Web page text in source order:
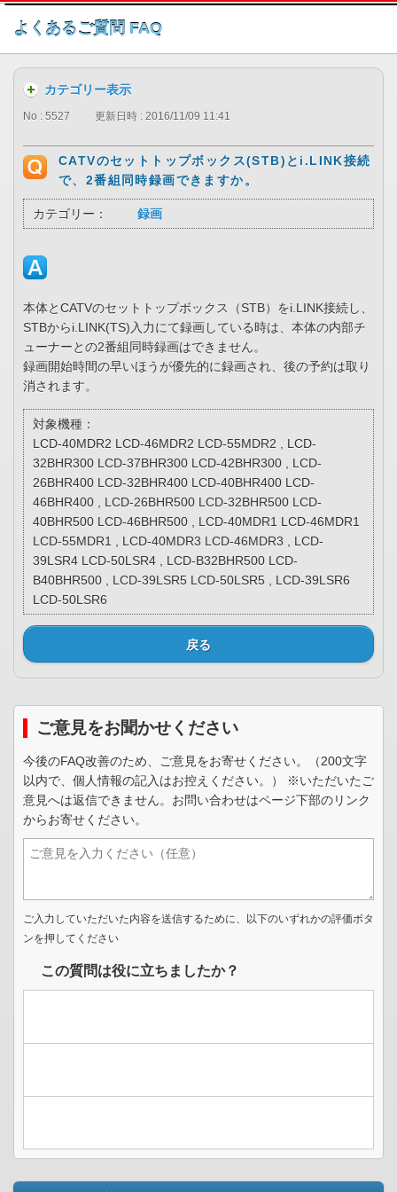
このページの本文へ
よくあるご質問 FAQ
カテゴリー表示
No : 5527 更新日時 : 2016/11/09 11:41
CATVのセットトップボックス(STB)とi.LINK接続
で、2番組同時録画できますか。
カテゴリー： 録画
本体とCATVのセットトップボックス（STB）をi.LINK接続し、
STBからi.LINK(TS)入力にて録画している時は、本体の内部チ
ューナーとの2番組同時録画はできません。
録画開始時間の早いほうが優先的に録画され、後の予約は取り
消されます。
対象機種：
LCD-40MDR2 LCD-46MDR2 LCD-55MDR2 , LCD-
32BHR300 LCD-37BHR300 LCD-42BHR300 , LCD-
26BHR400 LCD-32BHR400 LCD-40BHR400 LCD-
46BHR400 , LCD-26BHR500 LCD-32BHR500 LCD-
40BHR500 LCD-46BHR500 , LCD-40MDR1 LCD-46MDR1
LCD-55MDR1 , LCD-40MDR3 LCD-46MDR3 , LCD-
39LSR4 LCD-50LSR4 , LCD-B32BHR500 LCD-
B40BHR500 , LCD-39LSR5 LCD-50LSR5 , LCD-39LSR6
LCD-50LSR6
戻る
ご意見をお聞かせください
今後のFAQ改善のため、ご意見をお寄せください。（200文字
以内で、個人情報の記入はお控えください。） ※いただいたご
意見へは返信できません。お問い合わせはページ下部のリンク
からお寄せください。
ご入力していただいた内容を送信するために、以下のいずれかの評価ボタ
ンを押してください
この質問は役に立ちましたか？